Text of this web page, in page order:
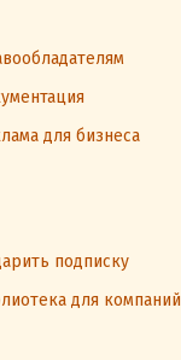
для бизнеса
подписку
для компаний